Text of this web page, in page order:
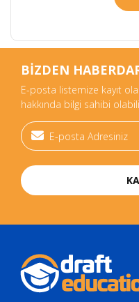
BİZDEN
E-posta listemize kayıt
hakkında bilgi sahibi